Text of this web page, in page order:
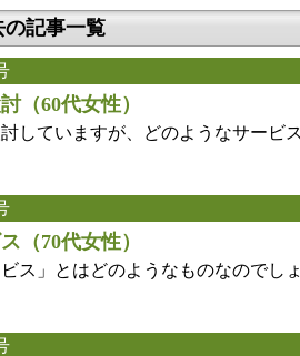
記事一覧
（60代女性）
していますが、どのようなサービ
（70代女性）
ス」とはどのようなものなのでし